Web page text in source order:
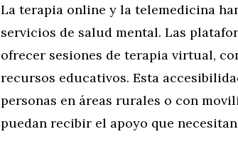
La terapia online y la telemedicina
servicios de salud mental. Las
ofrecer sesiones de terapia virtual,
recursos educativos. Esta
personas en áreas rurales o con
puedan recibir el apoyo que